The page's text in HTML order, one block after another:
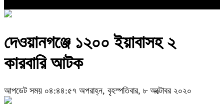
দেওয়ানগঞ্জে ১২০০ ইয়াবাসহ ২
কারবারি আটক
আপডেট সময় ০৪:৪৪:৫৭ অপরাহ্ন, বৃহস্পতিবার, ৮ অক্টোবর ২০২০